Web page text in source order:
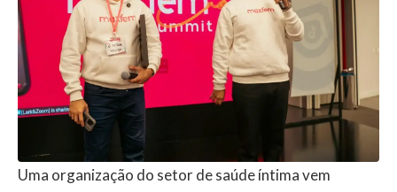
Uma organização do setor de saúde íntima vem